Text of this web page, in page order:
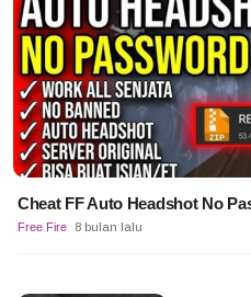
Cheat FF Auto Headshot No
Free Fire 8 bulan lalu